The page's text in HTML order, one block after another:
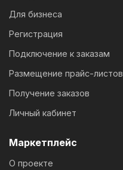
Для бизнеса
Регистрация
Подключение к заказам
Размещение прайс-листов
Получение заказов
Личный кабинет
Маркетплейс
О проекте